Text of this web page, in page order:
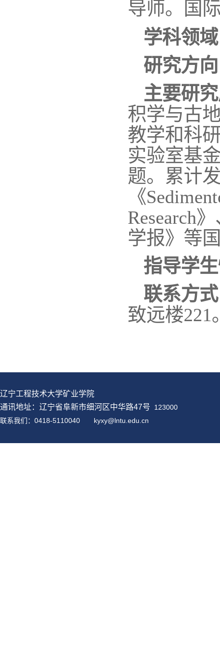
导师。国
学科领域
研究方向
主要研
积学与古
教学和科
实验室基
题。累计
《
Research
学报》等
指导学
联系方式
致远楼221
辽宁工程技术大学矿业学院
通讯地址：辽宁省阜新市细河区中华路47号 123000
联系我们：0418-5110040
kyxy@lntu .edu.cn